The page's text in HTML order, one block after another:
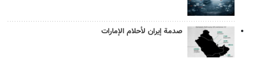
صدمة إيران لأحلام الإمارات